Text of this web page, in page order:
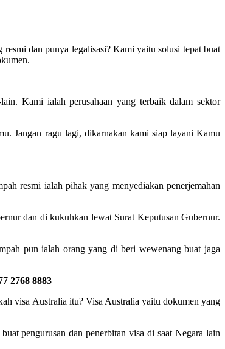
resmi dan punya legalisasi? Kami yaitu solusi tepat buat
Kami ialah perusahaan yang terbaik dalam sektor
Jangan ragu lagi, dikarnakan kami siap layani Kamu
resmi ialah pihak yang menyediakan penerjemahan
dan di kukuhkan lewat Surat Keputusan Gubernur.
pun ialah orang yang di beri wewenang buat jaga
2768 8883
visa Australia itu? Visa Australia yaitu dokumen yang
pengurusan dan penerbitan visa di saat Negara lain